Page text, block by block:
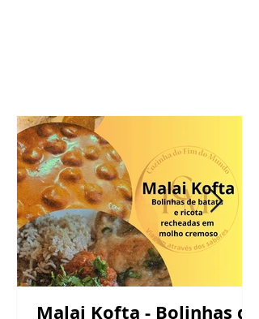
Malai Kofta - Bolinhas de